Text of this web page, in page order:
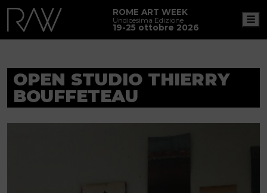
ROME ART WEEK
Undicesima Edizione
19-25 ottobre 2026
OPEN STUDIO THIERRY
BOUFFETEAU